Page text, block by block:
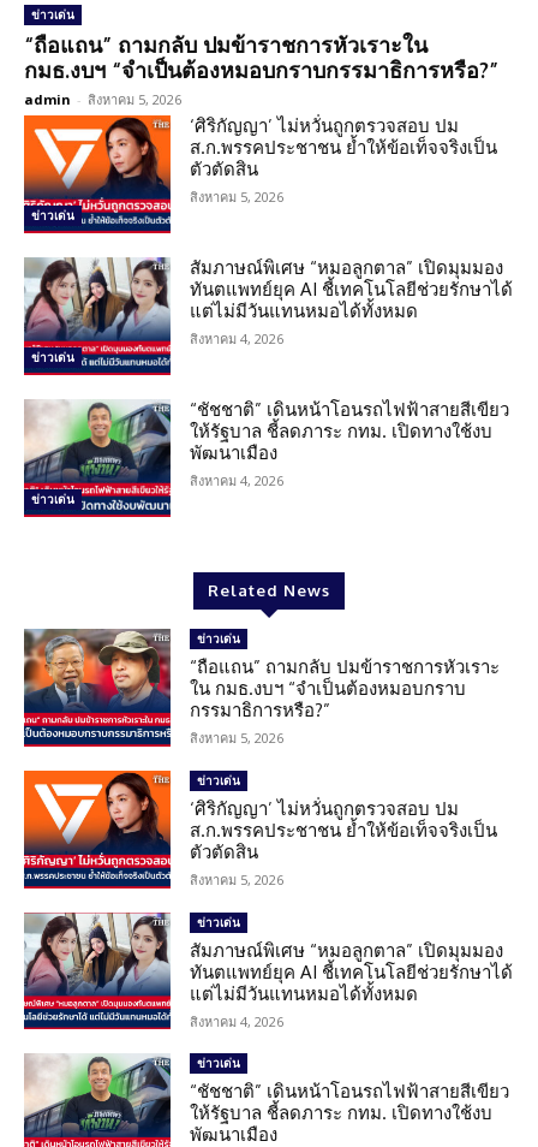
ข่าวเด่น
“ถือแถน” ถามกลับ ปมข้าราชการหัวเราะใน
กมธ.งบฯ “จำเป็นต้องหมอบกราบกรรมาธิการหรือ?”
admin - สิงหาคม 5, 2026
ข่าวเด่น
‘ศิริกัญญา’ ไม่หวั่นถูกตรวจสอบ ปม
ส.ก.พรรคประชาชน ย้ำให้ข้อเท็จจริงเป็น
ตัวตัดสิน
สิงหาคม 5, 2026
ข่าวเด่น
สัมภาษณ์พิเศษ “หมอลูกตาล” เปิดมุมมอง
ทันตแพทย์ยุค AI ชี้เทคโนโลยีช่วยรักษาได้
แต่ไม่มีวันแทนหมอได้ทั้งหมด
สิงหาคม 4, 2026
ข่าวเด่น
“ชัชชาติ” เดินหน้าโอนรถไฟฟ้าสายสีเขียว
ให้รัฐบาล ชี้ลดภาระ กทม. เปิดทางใช้งบ
พัฒนาเมือง
สิงหาคม 4, 2026
Related News
ข่าวเด่น
“ถือแถน” ถามกลับ ปมข้าราชการหัวเราะ
ใน กมธ.งบฯ “จำเป็นต้องหมอบกราบ
กรรมาธิการหรือ?”
สิงหาคม 5, 2026
ข่าวเด่น
‘ศิริกัญญา’ ไม่หวั่นถูกตรวจสอบ ปม
ส.ก.พรรคประชาชน ย้ำให้ข้อเท็จจริงเป็น
ตัวตัดสิน
สิงหาคม 5, 2026
ข่าวเด่น
สัมภาษณ์พิเศษ “หมอลูกตาล” เปิดมุมมอง
ทันตแพทย์ยุค AI ชี้เทคโนโลยีช่วยรักษาได้
แต่ไม่มีวันแทนหมอได้ทั้งหมด
สิงหาคม 4, 2026
ข่าวเด่น
“ชัชชาติ” เดินหน้าโอนรถไฟฟ้าสายสีเขียว
ให้รัฐบาล ชี้ลดภาระ กทม. เปิดทางใช้งบ
พัฒนาเมือง